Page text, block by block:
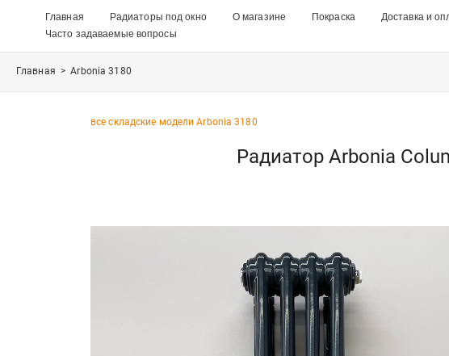
Главная Радиаторы под окно О магазине Покраска Доставка и
Часто задаваемые вопросы
Главная >Arbonia 3180
все складские модели Arbonia 3180
Радиатор Arbonia